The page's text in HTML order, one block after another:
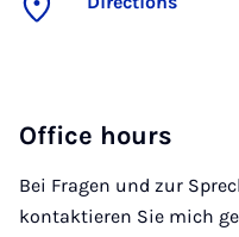
Office hours
Bei Fragen und zur
kontaktieren Sie mich